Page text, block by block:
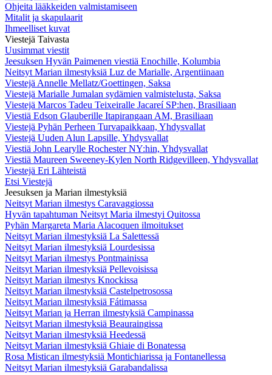
Ohjeita lääkkeiden valmistamiseen
Mitalit ja skapulaarit
Ihmeelliset kuvat
Viestejä Taivasta
Uusimmat viestit
Jeesuksen Hyvän Paimenen viestiä Enochille, Kolumbia
Neitsyt Marian ilmestyksiä Luz de Marialle, Argentiinaan
Viestejä Annelle Mellatz/Goettingen, Saksa
Viestejä Marialle Jumalan sydämien valmistelusta, Saksa
Viestejä Marcos Tadeu Teixeiralle Jacareí SP:hen, Brasiliaan
Viestiä Edson Glauberille Itapirangaan AM, Brasiliaan
Viestejä Pyhän Perheen Turvapaikkaan, Yhdysvallat
Viestejä Uuden Alun Lapsille, Yhdysvallat
Viestiä John Learylle Rochester NY:hin, Yhdysvallat
Viestiä Maureen Sweeney-Kylen North Ridgevilleen, Yhdysvallat
Viestejä Eri Lähteistä
Etsi Viestejä
Jeesuksen ja Marian ilmestyksiä
Neitsyt Marian ilmestys Caravaggiossa
Hyvän tapahtuman Neitsyt Maria ilmestyi Quitossa
Pyhän Margareta Maria Alacoquen ilmoitukset
Neitsyt Marian ilmestyksiä La Salettessä
Neitsyt Marian ilmestyksiä Lourdesissa
Neitsyt Marian ilmestys Pontmainissa
Neitsyt Marian ilmestyksiä Pellevoisissa
Neitsyt Marian ilmestys Knockissa
Neitsyt Marian ilmestyksiä Castelpetrosossa
Neitsyt Marian ilmestyksiä Fátimassa
Neitsyt Marian ja Herran ilmestyksiä Campinassa
Neitsyt Marian ilmestyksiä Beauraingissa
Neitsyt Marian ilmestyksiä Heedessä
Neitsyt Marian ilmestyksiä Ghiaie di Bonatessa
Rosa Mistican ilmestyksiä Montichiarissa ja Fontanellessa
Neitsyt Marian ilmestyksiä Garabandalissa